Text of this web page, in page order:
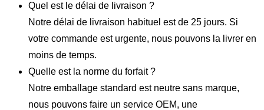
Quel est le délai de livraison ?
Notre délai de livraison habituel est de 25 jours. Si
votre commande est urgente, nous pouvons la livrer en
moins de temps.
Quelle est la norme du forfait ?
Notre emballage standard est neutre sans marque,
nous pouvons faire un service OEM, une